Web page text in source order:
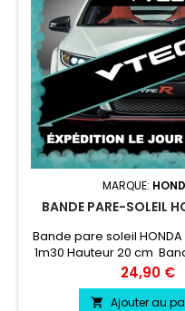
MARQUE:
BANDE PARE-SOLEIL
Bande pare soleil HONDA
1m30 Hauteur 20 cm
couleur au choix Logo
couleur au
Prix
24,90 €
 Ajouter au